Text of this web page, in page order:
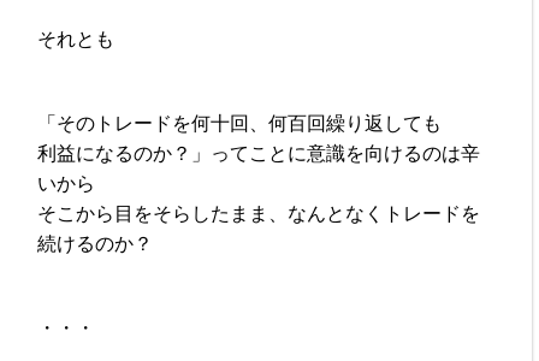
それとも
「そのトレードを何十回、何百回繰り返しても
利益になるのか？」ってことに意識を向けるのは辛
いから
そこから目をそらしたまま、なんとなくトレードを
続けるのか？
・・・